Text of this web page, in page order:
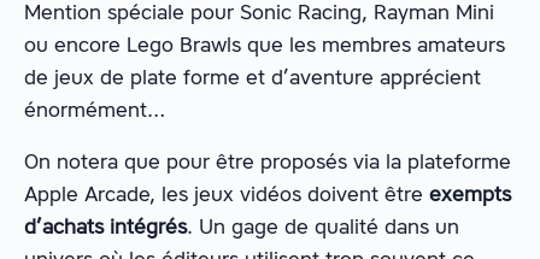
Mention spéciale pour Sonic Racing, Rayman Mini
ou encore Lego Brawls que les membres amateurs
de jeux de plate forme et d’aventure apprécient
énormément…
On notera que pour être proposés via la plateforme
Apple Arcade, les jeux vidéos doivent être exempts
d’achats intégrés. Un gage de qualité dans un